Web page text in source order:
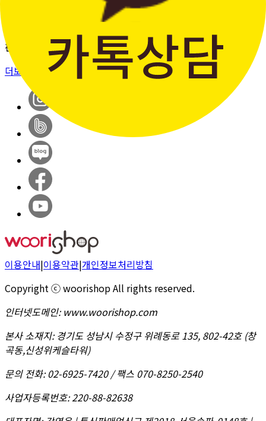
간단한 가입 프로세스 & 편리한
판매 시스템
더보기 >
이용안내|이용약관|개인정보처리방침
Copyright ⓒ woorishop All rights reserved.
인터넷도메인:www.woorishop.com
본사 소재지:경기도 성남시 수정구 위례동로 135, 802-42호 (창
곡동,신성위케슬타워)
문의 전화:02-6925-7420 / 팩스 070-8250-2540
사업자등록번호:220-88-82638